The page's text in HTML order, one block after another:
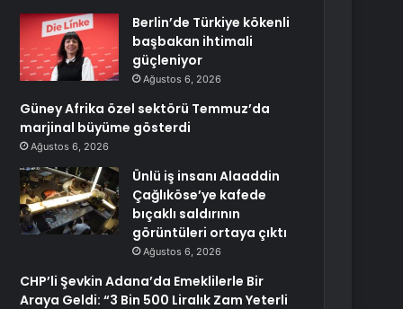
Berlin’de Türkiye kökenli
başbakan ihtimali
güçleniyor
Ağustos 6, 2026
Güney Afrika özel sektörü Temmuz’da
marjinal büyüme gösterdi
Ağustos 6, 2026
Ünlü iş insanı Alaaddin
Çağlıköse’ye kafede
bıçaklı saldırının
görüntüleri ortaya çıktı
Ağustos 6, 2026
CHP’li Şevkin Adana’da Emeklilerle Bir
Araya Geldi: “3 Bin 500 Liralık Zam Yeterli